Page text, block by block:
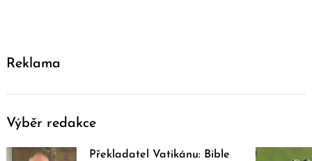
Reklama
Výběr redakce
Překladatel Vatikánu: Bible